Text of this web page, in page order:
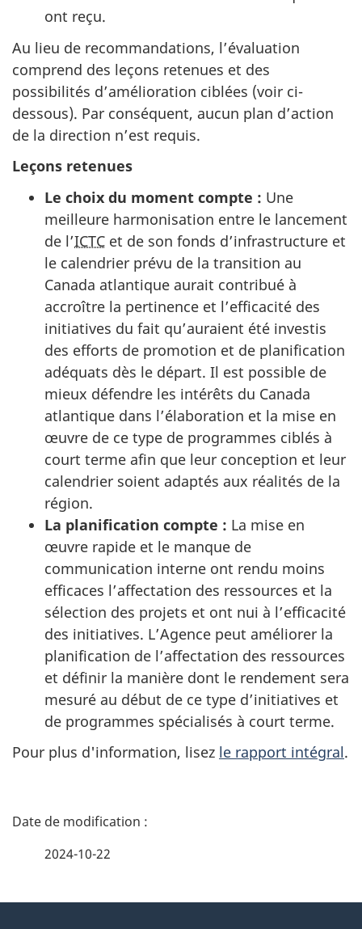
ont reçu.
Au lieu de recommandations, l’évaluation
comprend des leçons retenues et des
possibilités d’amélioration ciblées (voir ci-
dessous). Par conséquent, aucun plan d’action
de la direction n’est requis.
Leçons retenues
Le choix du moment compte : Une
meilleure harmonisation entre le lancement
de l’ICTC et de son fonds d’infrastructure et
le calendrier prévu de la transition au
Canada atlantique aurait contribué à
accroître la pertinence et l’efficacité des
initiatives du fait qu’auraient été investis
des efforts de promotion et de planification
adéquats dès le départ. Il est possible de
mieux défendre les intérêts du Canada
atlantique dans l’élaboration et la mise en
œuvre de ce type de programmes ciblés à
court terme afin que leur conception et leur
calendrier soient adaptés aux réalités de la
région.
La planification compte : La mise en
œuvre rapide et le manque de
communication interne ont rendu moins
efficaces l’affectation des ressources et la
sélection des projets et ont nui à l’efficacité
des initiatives. L’Agence peut améliorer la
planification de l’affectation des ressources
et définir la manière dont le rendement sera
mesuré au début de ce type d’initiatives et
de programmes spécialisés à court terme.
Pour plus d'information, lisez le rapport intégral.
D
2024-10-22